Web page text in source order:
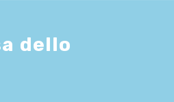
dello